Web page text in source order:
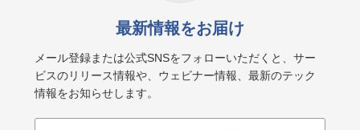
最新情報をお届け
メール登録または公式SNSをフォローいただくと、サー
ビスのリリース情報や、ウェビナー情報、最新のテック
情報をお知らせします。